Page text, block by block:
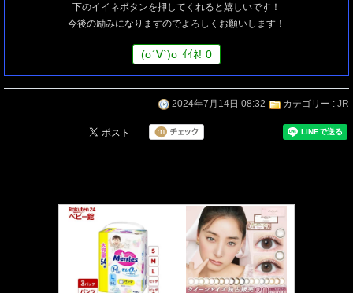
下のイイネボタンを押してくれると嬉しいです！
今後の励みになりますのでよろしくお願いします！
(σ´∀`)σ ｲｲﾈ! 0
2024年7月14日 08:32 カテゴリー : JR